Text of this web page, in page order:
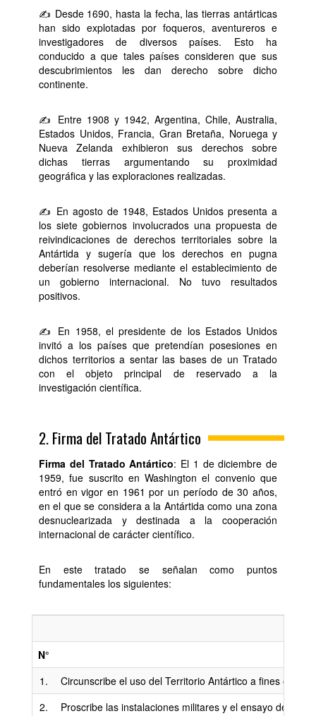
✍ Desde 1690, hasta la fecha, las tierras antárticas
han sido explotadas por foqueros, aventureros e
investigadores de diversos países. Esto ha
conducido a que tales países consideren que sus
descubrimientos les dan derecho sobre dicho
continente.
✍ Entre 1908 y 1942, Argentina, Chile, Australia,
Estados Unidos, Francia, Gran Bretaña, Noruega y
Nueva Zelanda exhibieron sus derechos sobre
dichas tierras argumentando su proximidad
geográfica y las exploraciones realizadas.
✍ En agosto de 1948, Estados Unidos presenta a
los siete gobiernos involucrados una propuesta de
reivindicaciones de derechos territoriales sobre la
Antártida y sugería que los derechos en pugna
deberían resolverse mediante el establecimiento de
un gobierno internacional. No tuvo resultados
positivos.
✍ En 1958, el presidente de los Estados Unidos
invitó a los países que pretendían posesiones en
dichos territorios a sentar las bases de un Tratado
con el objeto principal de reservado a la
investigación científica.
2. Firma del Tratado Antártico
Firma del Tratado Antártico: El 1 de diciembre de
1959, fue suscrito en Washington el convenio que
entró en vigor en 1961 por un período de 30 años,
en el que se considera a la Antártida como una zona
desnuclearizada y destinada a la cooperación
internacional de carácter científico.
En este tratado se señalan como puntos
fundamentales los siguientes:
N°
1.
Circunscribe el uso del Territorio Antártico a fines
2.
Proscribe las instalaciones militares y el ensayo de